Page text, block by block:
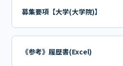
募集要項【大学(大学院)】
《参考》履歴書(Excel)